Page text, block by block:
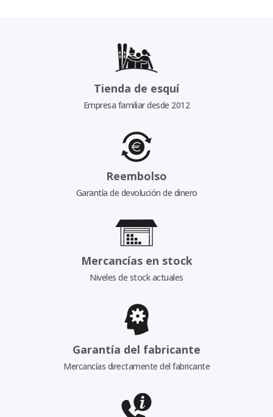
Tienda de esquí
Empresa familiar desde 2012
Reembolso
Garantía de devolución de dinero
Mercancías en stock
Niveles de stock actuales
Garantía del fabricante
Mercancías directamente del fabricante